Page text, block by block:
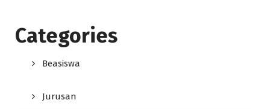
Categories
Beasiswa
Jurusan